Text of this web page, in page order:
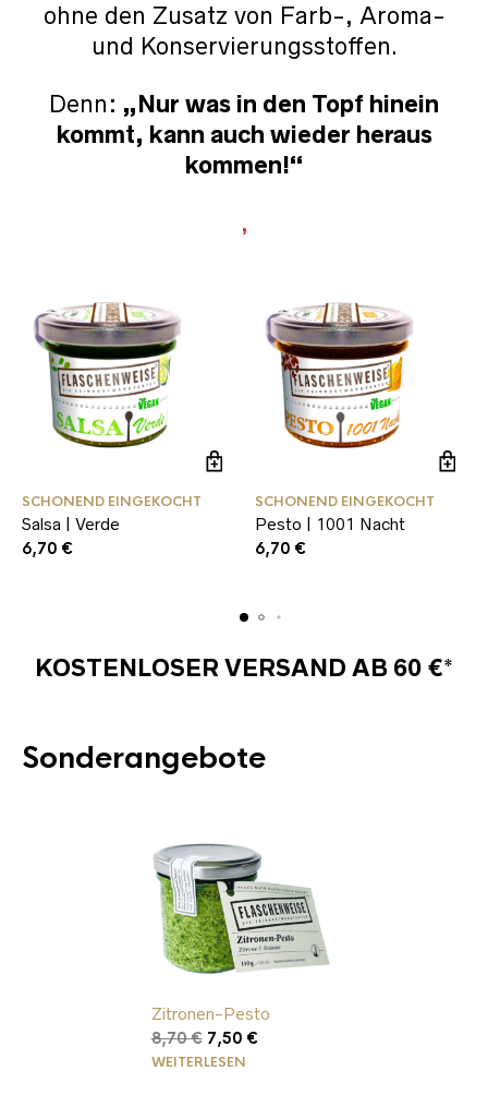
ohne den Zusatz von Farb-, Aroma-
und Konservierungsstoffen.
Denn: „Nur was in den Topf hinein
kommt, kann auch wieder heraus
kommen!“
,
SCHONEND EINGEKOCHT
Salsa | Verde
6,70 €
SCHONEND EINGEKOCHT
Pesto | 1001 Nacht
6,70 €
KOSTENLOSER VERSAND AB 60 €*
Sonderangebote
Zitronen-Pesto
8,70€ Ursprünglicher
Preis
7,50 €Aktueller
WEITERLESEN